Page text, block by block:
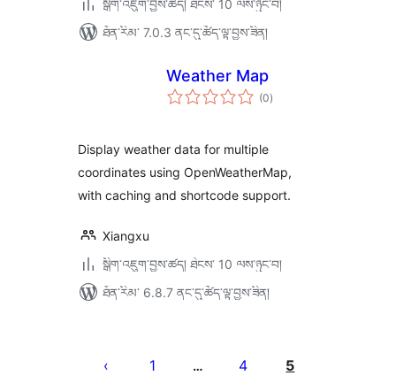
སྒྲིག་འཇུག་བྱས་ཚད། ཐེངས་ 10 ལས་ཉུང་བ།
ཐོན་རིམ་ 7.0.3 ནང་དུ་ཚོད་ལྟ་བྱས་ཟིན།
Weather Map
(0གདེང་
འཇོག་
)
Display weather data for multiple
coordinates using OpenWeatherMap,
with caching and shortcode support.
Xiangxu
སྒྲིག་འཇུག་བྱས་ཚད། ཐེངས་ 10 ལས་ཉུང་བ།
ཐོན་རིམ་ 6.8.7 ནང་དུ་ཚོད་ལྟ་བྱས་ཟིན།
pagination
1 … 4 5